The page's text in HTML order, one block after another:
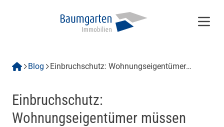
Blog
Einbruchschutz: Wohnungseigentümer
Einbruchschutz:
Wohnungseigentümer müssen